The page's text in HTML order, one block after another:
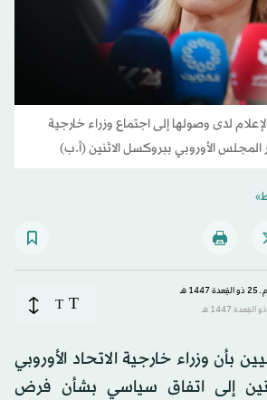
لدى وصولها إلى اجتماع وزراء خارجية
المجلس الأوروبي ببروكسل الاثنين (أ.ب)
T
T
بأن ​وزراء ‌خارجية ⁠الاتحاد ​الأوروبي
إلى ⁠اتفاق ‌سياسي ‌بشأن ​فرض